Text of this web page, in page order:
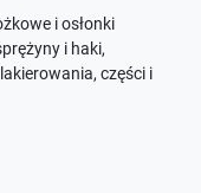
i osłonki
i haki,
części i